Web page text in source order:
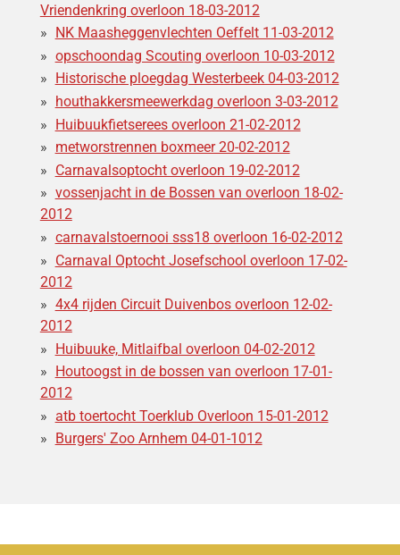
Vriendenkring overloon 18-03-2012
NK Maasheggenvlechten Oeffelt 11-03-2012
opschoondag Scouting overloon 10-03-2012
Historische ploegdag Westerbeek 04-03-2012
houthakkersmeewerkdag overloon 3-03-2012
Huibuukfietserees overloon 21-02-2012
metworstrennen boxmeer 20-02-2012
Carnavalsoptocht overloon 19-02-2012
vossenjacht in de Bossen van overloon 18-02-
2012
carnavalstoernooi sss18 overloon 16-02-2012
Carnaval Optocht Josefschool overloon 17-02-
2012
4x4 rijden Circuit Duivenbos overloon 12-02-
2012
Huibuuke, Mitlaifbal overloon 04-02-2012
Houtoogst in de bossen van overloon 17-01-
2012
atb toertocht Toerklub Overloon 15-01-2012
Burgers' Zoo Arnhem 04-01-1012